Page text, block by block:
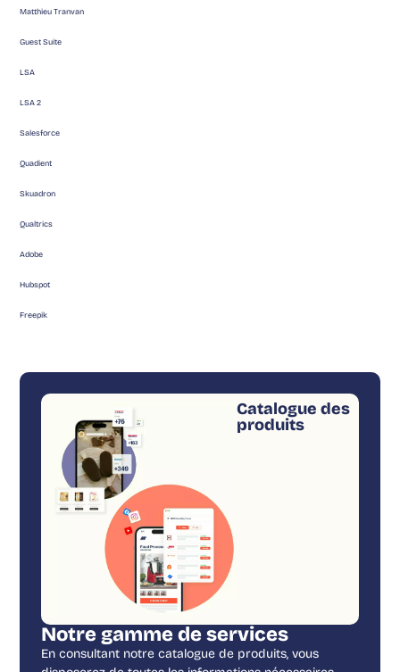
Matthieu Tranvan
Guest Suite
LSA
LSA 2
Salesforce
Quadient
Skuadron
Qualtrics
Adobe
Hubspot
Freepik
Catalogue des
produits
Notre gamme de services
En consultant notre catalogue de produits, vous